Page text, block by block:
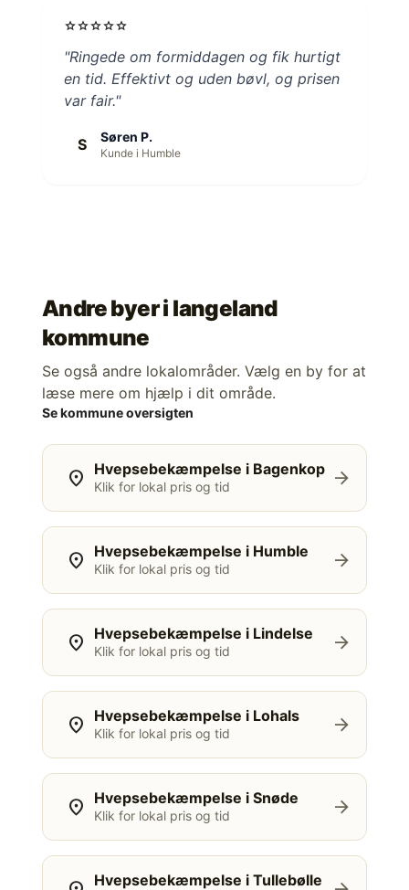
starstarstarstarstar
"Ringede om formiddagen og fik hurtigt
en tid. Effektivt og uden bøvl, og prisen
var fair."
S Søren P.
Kunde i Humble
Andre byer i langeland
kommune
Se også andre lokalområder. Vælg en by for at
læse mere om hjælp i dit område.
Se kommune oversigten
location_on Hvepsebekæmpelse i Bagenkop
Klik for lokal pris og tid arrow_forward
location_on Hvepsebekæmpelse i Humble
Klik for lokal pris og tid arrow_forward
location_on Hvepsebekæmpelse i Lindelse
Klik for lokal pris og tid arrow_forward
location_on Hvepsebekæmpelse i Lohals
Klik for lokal pris og tid arrow_forward
location_on Hvepsebekæmpelse i Snøde
Klik for lokal pris og tid arrow_forward
Hvepsebekæmpelse i Tullebølle